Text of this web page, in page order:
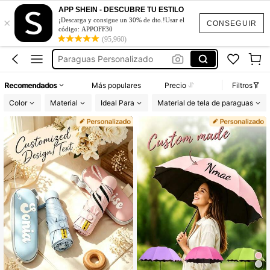
CONSEGUIR
×
APP SHEIN - DESCUBRE TU ESTILO
¡Descarga y consigue un 30% de dto.!Usar el
código: APPOFF30
(95,960)
Paraguas De Lluvia
Sombrillas Para Boda
Sombrilla Personalizada
Paraguas Personalizado
Sombrillas Para Boda
Recomendados Más populares Precio
Filtros
Color
Material Ideal Para Material de tela de paraguas